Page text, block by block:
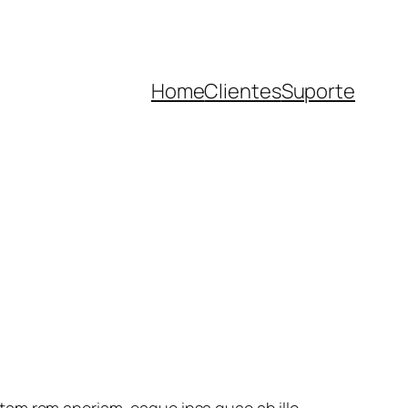
HomeClientesSuporte